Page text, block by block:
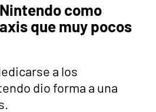
como
que muy pocos
a los
dio forma a una